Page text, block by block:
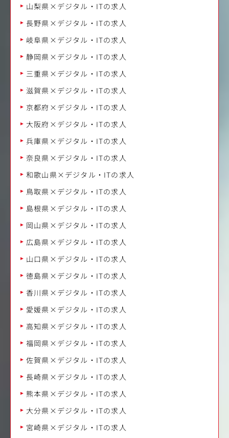
山梨県×デジタル・ITの求人
長野県×デジタル・ITの求人
岐阜県×デジタル・ITの求人
静岡県×デジタル・ITの求人
三重県×デジタル・ITの求人
滋賀県×デジタル・ITの求人
京都府×デジタル・ITの求人
大阪府×デジタル・ITの求人
兵庫県×デジタル・ITの求人
奈良県×デジタル・ITの求人
和歌山県×デジタル・ITの求人
鳥取県×デジタル・ITの求人
島根県×デジタル・ITの求人
岡山県×デジタル・ITの求人
広島県×デジタル・ITの求人
山口県×デジタル・ITの求人
徳島県×デジタル・ITの求人
香川県×デジタル・ITの求人
愛媛県×デジタル・ITの求人
高知県×デジタル・ITの求人
福岡県×デジタル・ITの求人
佐賀県×デジタル・ITの求人
長崎県×デジタル・ITの求人
熊本県×デジタル・ITの求人
大分県×デジタル・ITの求人
宮崎県×デジタル・ITの求人